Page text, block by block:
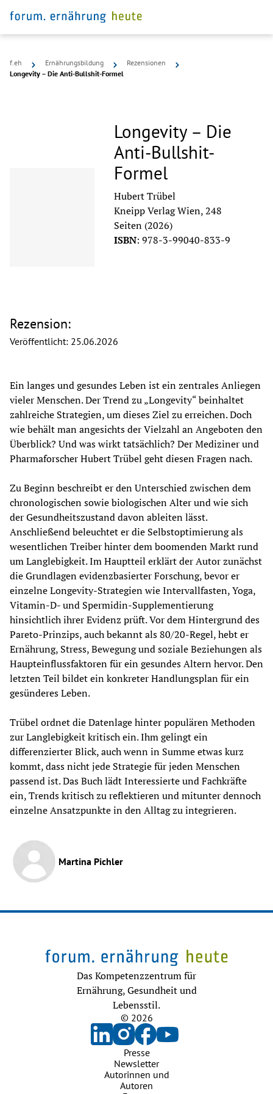
f.eh Ernährungsbildung
Rezensionen
Longevity – Die Anti-Bullshit-Formel
Longevity – Die
Anti-Bullshit-
Formel
Hubert Trübel
Kneipp Verlag Wien, 248
Seiten (2026)
ISBN: 978-3-99040-833-9
Rezension:
Veröffentlicht: 25.06.2026
Ein langes und gesundes Leben ist ein zentrales Anliegen
vieler Menschen. Der Trend zu „Longevity“ beinhaltet
zahlreiche Strategien, um dieses Ziel zu erreichen. Doch
wie behält man angesichts der Vielzahl an Angeboten den
Überblick? Und was wirkt tatsächlich? Der Mediziner und
Pharmaforscher Hubert Trübel geht diesen Fragen nach.
Zu Beginn beschreibt er den Unterschied zwischen dem
chronologischen sowie biologischen Alter und wie sich
der Gesundheitszustand davon ableiten lässt.
Anschließend beleuchtet er die Selbstoptimierung als
wesentlichen Treiber hinter dem boomenden Markt rund
um Langlebigkeit. Im Hauptteil erklärt der Autor zunächst
die Grundlagen evidenzbasierter Forschung, bevor er
einzelne Longevity-Strategien wie Intervallfasten, Yoga,
Vitamin-D- und Spermidin-Supplementierung
hinsichtlich ihrer Evidenz prüft. Vor dem Hintergrund des
Pareto-Prinzips, auch bekannt als 80/20-Regel, hebt er
Ernährung, Stress, Bewegung und soziale Beziehungen als
Haupteinflussfaktoren für ein gesundes Altern hervor. Den
letzten Teil bildet ein konkreter Handlungsplan für ein
gesünderes Leben.
Trübel ordnet die Datenlage hinter populären Methoden
zur Langlebigkeit kritisch ein. Ihm gelingt ein
differenzierter Blick, auch wenn in Summe etwas kurz
kommt, dass nicht jede Strategie für jeden Menschen
passend ist. Das Buch lädt Interessierte und Fachkräfte
ein, Trends kritisch zu reflektieren und mitunter dennoch
einzelne Ansatzpunkte in den Alltag zu integrieren.
Martina Pichler
Das Kompetenzzentrum für
Ernährung, Gesundheit und
Lebensstil.
© 2026
Presse
Newsletter
Autorinnen und
Autoren